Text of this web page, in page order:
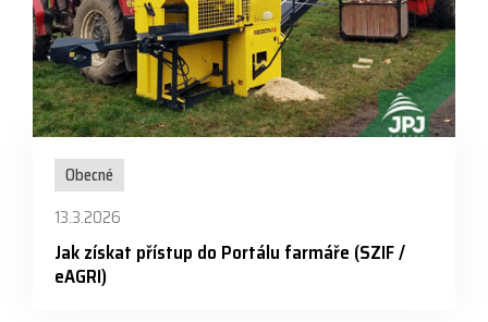
Obecné
13.3.2026
Jak získat přístup do Portálu farmáře (SZIF /
eAGRI)